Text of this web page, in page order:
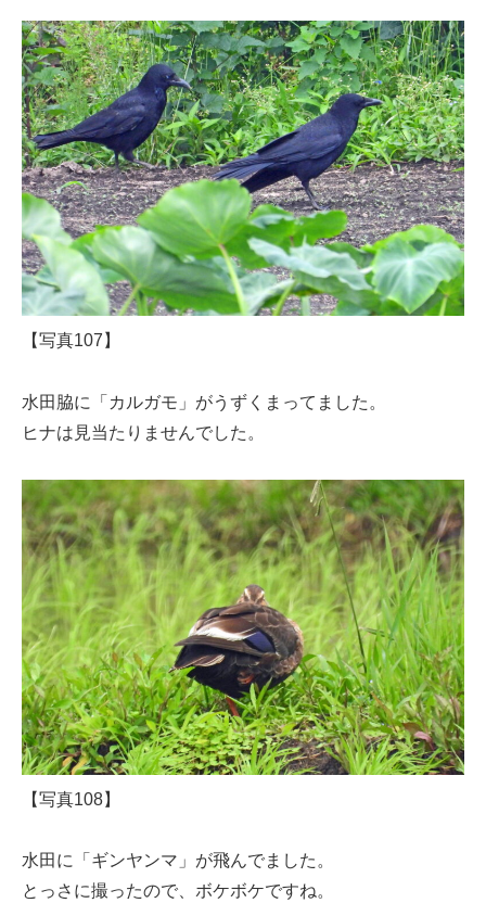
【写真107】
水田脇に「カルガモ」がうずくまってました。
ヒナは見当たりませんでした。
【写真108】
水田に「ギンヤンマ」が飛んでました。
とっさに撮ったので、ボケボケですね。